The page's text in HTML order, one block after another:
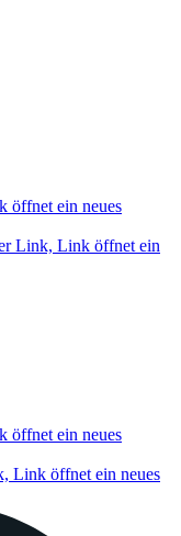
öffnet ein neues
Link, Link öffnet ein
öffnet ein neues
Link öffnet ein neues